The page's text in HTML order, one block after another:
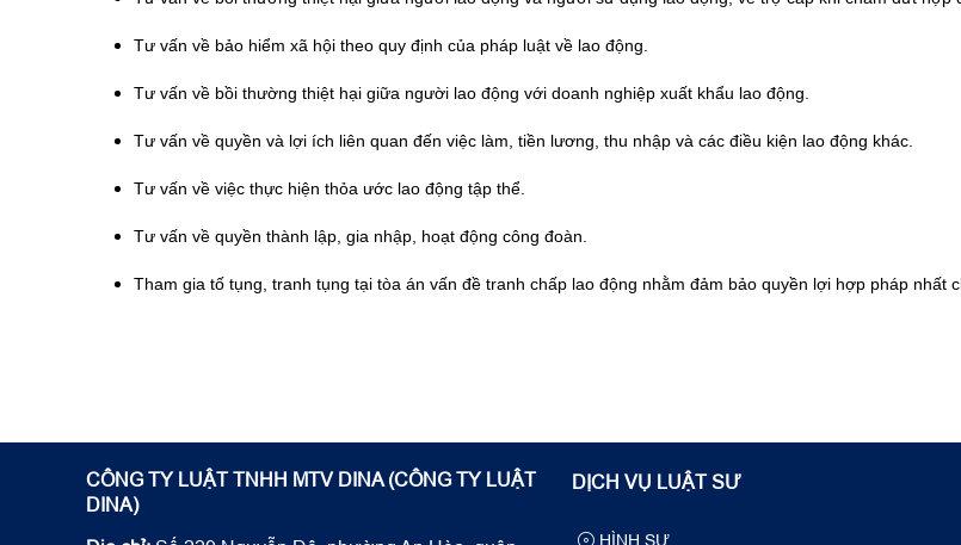
Tư vấn về bảo hiểm xã hội theo quy định của pháp luật về lao động.
Tư vấn về bồi thường thiệt hại giữa người lao động với doanh nghiệp xuất khẩu lao động.
Tư vấn về quyền và lợi ích liên quan đến việc làm, tiền lương, thu nhập và các điều kiện lao động khác.
Tư vấn về việc thực hiện thỏa ước lao động tập thể.
Tư vấn về quyền thành lập, gia nhập, hoạt động công đoàn.
Tham gia tố tụng, tranh tụng tại tòa án vấn đề tranh chấp lao động nhằm đảm bảo quyền lợi hợp pháp nhất
CÔNG TY LUẬT TNHH MTV DINA (CÔNG TY LUẬT
DINA)
DỊCH VỤ LUẬT SƯ
HÌNH SỰ